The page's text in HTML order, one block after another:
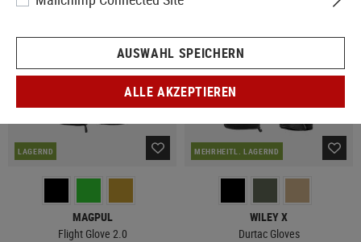
LAGERND
MAGPUL
Flight Glove 2.0
MEHRHEITL. LAGERND
WILEY X
Durtac Gloves
AUSWAHL SPEICHERN
ALLE AKZEPTIEREN